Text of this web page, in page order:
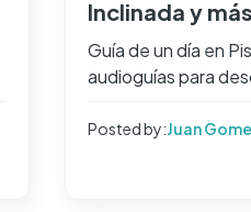
Inclinada y más
Guía de un día en
audioguías para
Posted by:Juan